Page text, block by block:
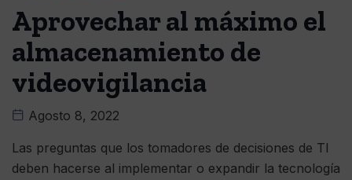
Aprovechar al máximo el
almacenamiento de
videovigilancia
Agosto 8, 2022
Las preguntas que los tomadores de decisiones de TI
deben hacerse al implementar o expandir la tecnología